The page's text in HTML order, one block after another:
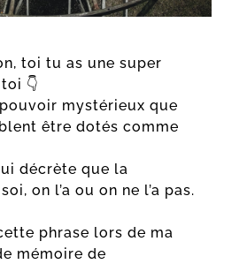
toi tu as une super
👇
mystérieux que
être dotés comme
décrète que la
on l’a ou on ne l’a pas.
phrase lors de ma
mémoire de